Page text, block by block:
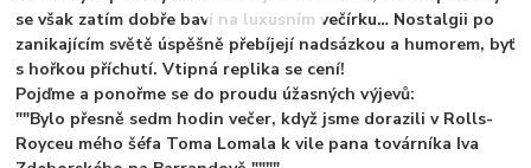
se však zatím dobře baví na luxusním večírku… Nostalgii po
zanikajícím světě úspěšně přebíjejí nadsázkou a humorem, byť
s hořkou příchutí. Vtipná replika se cení!
Pojďme a ponořme se do proudu úžasných výjevů:
""Bylo přesně sedm hodin večer, když jsme dorazili v Rolls-
Royceu mého šéfa Toma Lomala k vile pana továrníka Iva